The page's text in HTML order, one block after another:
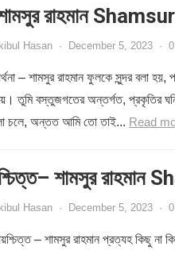
রাহমান
Hasan · December 5, 2023 ·
– শামসুর রাহমান ফুলকে সুন্দর বলা হয়,
তুমি বস্তুজগতের অন্তর্গত, প্রকৃতির
চলে, অন্তত আমি তো তাই... Read
শামসুর রাহমান
Hasan · December 5, 2023 ·
– শামসুর রাহমান প্রত্যহ কিছু না